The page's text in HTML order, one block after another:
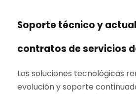
Soporte técnico y
contratos de servicios
Las soluciones tecnológicas
evolución y soporte